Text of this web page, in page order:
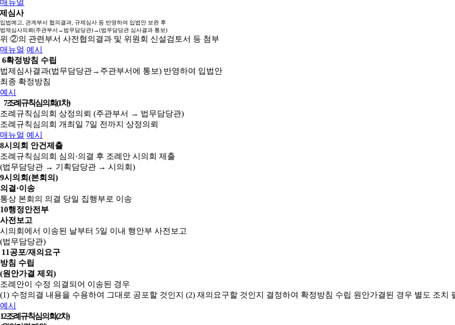
매뉴얼
심사
입법예고, 관계부서 협의결과, 규제심사 등 반영하여 입법안 보완 후
법제심사의뢰(주관부서→법무담당관)→(법무담당관 심사결과 통보)
위 ②의 관련부서 사전협의결과 및 위원회 신설검토서 등 첨부
매뉴얼 예시
6확정방침 수립
법제심사결과(법무담당관→주관부서에 통보) 반영하여 입법안
최종 확정방침
예시
7조례규칙심의회(1차)
조례규칙심의회 상정의뢰 (주관부서 → 법무담당관)
조례규칙심의회 개최일 7일 전까지 상정의뢰
매뉴얼 예시
8시의회 안건제출
조례규칙심의회 심의·의결 후 조례안 시의회 제출
(법무담당관 → 기획담당관 → 시의회)
9시의회(본회의)
의결·이송
통상 본회의 의결 당일 집행부로 이송
10행정안전부
사전보고
시의회에서 이송된 날부터 5일 이내 행안부 사전보고
(법무담당관)
11공포/재의요구
방침 수립
(원안가결 제외)
조례안이 수정 의결되어 이송된 경우
(1) 수정의결 내용을 수용하여 그대로 공포할 것인지 (2) 재의요구할 것인지 결정하여 확정방침 수립 원안가결된 경우 별도 조치
예시
12조례규칙심의회(2차)